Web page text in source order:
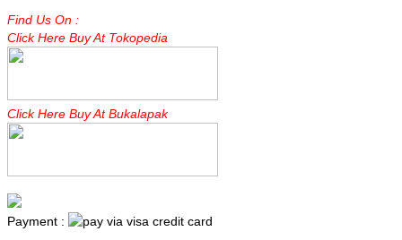
Find Us On :
Click Here Buy At Tokopedia
Click Here Buy At Bukalapak
Payment :